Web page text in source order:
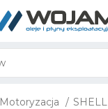
Motoryzacja
SHELL